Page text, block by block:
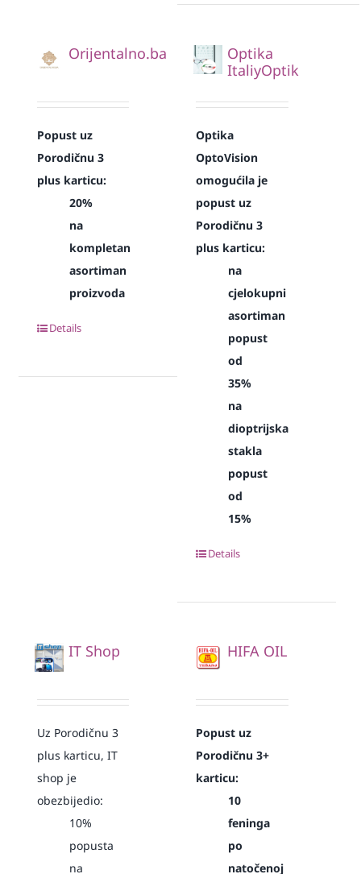
Orijentalno.ba
Popust uz
Porodičnu 3
plus karticu:
20%
na
kompletan
asortiman
proizvoda
Details
Optika
ItaliyOptik
Optika
OptoVision
omogućila je
popust uz
Porodičnu 3
plus karticu:
na
cjelokupni
asortiman
popust
od
35%
na
dioptrijska
stakla
popust
od
15%
Details
IT Shop
Uz Porodičnu 3
plus karticu, IT
shop je
obezbijedio:
10%
popusta
na
HIFA OIL
Popust uz
Porodičnu 3+
karticu:
10
feninga
po
natočenoj